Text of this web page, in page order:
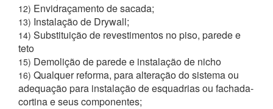
12) Envidraçamento de sacada;
13) Instalação de Drywall;
14) Substituição de revestimentos no piso, parede e
teto
15) Demolição de parede e instalação de nicho
16) Qualquer reforma, para alteração do sistema ou
adequação para instalação de esquadrias ou fachada-
cortina e seus componentes;